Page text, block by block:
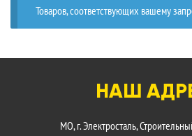
УСЛУГИ
НОВОСТИ
Товаров, соответствующих вашему
НАШ
МО, г. Электросталь,